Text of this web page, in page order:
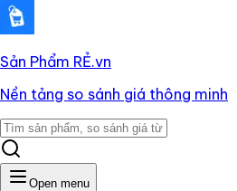
Sản Phẩm RẺ.vn
Nền tảng so sánh giá thông minh
Open menu